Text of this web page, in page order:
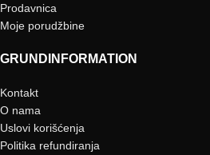
Prodavnica
Moje porudžbine
GRUNDINFORMATION
Kontakt
O nama
Uslovi korišćenja
Politika refundiranja